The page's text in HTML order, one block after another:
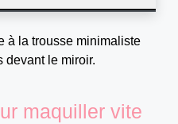
à la trousse minimaliste
devant le miroir.
maquiller vite